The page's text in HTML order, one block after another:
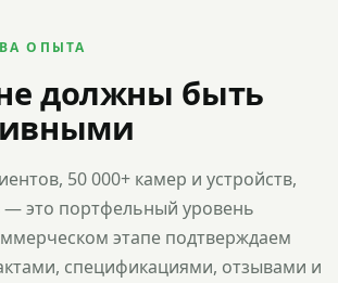
ОПЫТА
должны быть
50 000+ камер и устройств,
— это портфельный уровень
этапе подтверждаем
спецификациями, отзывами и